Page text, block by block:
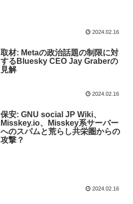
2024.02.16
取材: Metaの政治話題の制限に対
するBluesky CEO Jay Graberの
見解
2024.02.16
保安: GNU social JP Wiki、
Misskey.io、Misskey系サーバー
へのスパムと荒らし共栄圏からの
攻撃？
2024.02.16